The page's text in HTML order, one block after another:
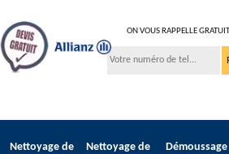
ON VOUS RAPPELLE
Nettoyage de
Nettoyage de
Démoussage